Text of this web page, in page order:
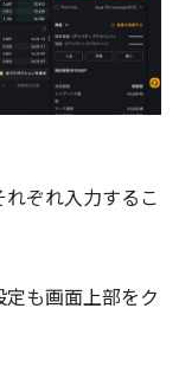
ぞれ入力するこ
も画面上部をク